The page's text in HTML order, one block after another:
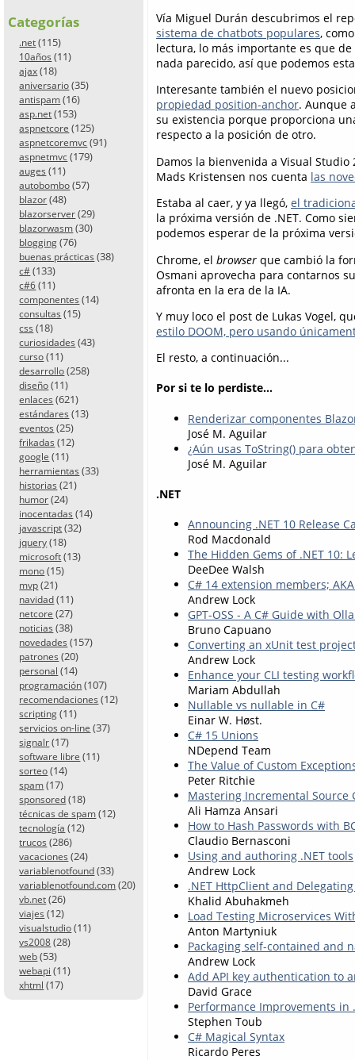
Categorías
.net (115)
10años (11)
ajax (18)
aniversario (35)
antispam (16)
asp.net (153)
aspnetcore (125)
aspnetcoremvc (91)
aspnetmvc (179)
auges (11)
autobombo (57)
blazor (48)
blazorserver (29)
blazorwasm (30)
blogging (76)
buenas prácticas (38)
c# (133)
c#6 (11)
componentes (14)
consultas (15)
css (18)
curiosidades (43)
curso (11)
desarrollo (258)
diseño (11)
enlaces (621)
estándares (13)
eventos (25)
frikadas (12)
google (11)
herramientas (33)
historias (21)
humor (24)
inocentadas (14)
javascript (32)
jquery (18)
microsoft (13)
mono (15)
mvp (21)
navidad (11)
netcore (27)
noticias (38)
novedades (157)
patrones (20)
personal (14)
programación (107)
recomendaciones (12)
scripting (11)
servicios on-line (37)
signalr (17)
software libre (11)
sorteo (14)
spam (17)
sponsored (18)
técnicas de spam (12)
tecnología (12)
trucos (286)
vacaciones (24)
variablenotfound (33)
variablenotfound.com (20)
vb.net (26)
viajes (12)
visualstudio (11)
vs2008 (28)
web (53)
webapi (11)
xhtml (17)
Vía Miguel Durán descubrimos el
sistema de chatbots populares,
lectura, lo más importante es que
nada parecido, así que podemos
Interesante también el nuevo
propiedad position-anchor. Aunque
su existencia porque proporciona
respecto a la posición de otro.
Damos la bienvenida a Visual
Mads Kristensen nos cuenta las
Estaba al caer, y ya llegó, el
la próxima versión de .NET. Como
podemos esperar de la próxima
Chrome, el browser que cambió la
Osmani aprovecha para contarnos
afronta en la era de la IA.
Y muy loco el post de Lukas Vogel,
estilo DOOM, pero usando
El resto, a continuación...
Por si te lo perdiste...
Renderizar componentes
José M. Aguilar
¿Aún usas ToString() para
José M. Aguilar
.NET
Announcing .NET 10 Release
Rod Macdonald
The Hidden Gems of .NET 10:
DeeDee Walsh
C# 14 extension members;
Andrew Lock
GPT-OSS - A C# Guide with
Bruno Capuano
Converting an xUnit test
Andrew Lock
Enhance your CLI testing
Mariam Abdullah
Nullable vs nullable in C#
Einar W. Høst.
C# 15 Unions
NDepend Team
The Value of Custom
Peter Ritchie
Mastering Incremental Source
Ali Hamza Ansari
How to Hash Passwords with
Claudio Bernasconi
Using and authoring .NET tools
Andrew Lock
.NET HttpClient and
Khalid Abuhakmeh
Load Testing Microservices
Anton Martyniuk
Packaging self-contained and
Andrew Lock
Add API key authentication to
David Grace
Performance Improvements in
Stephen Toub
C# Magical Syntax
Ricardo Peres